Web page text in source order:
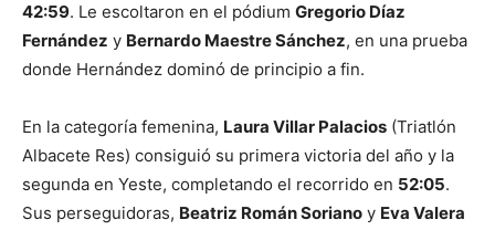
42:59. Le escoltaron en el pódium Gregorio Díaz
Fernández y Bernardo Maestre Sánchez, en una prueba
donde Hernández dominó de principio a fin.
En la categoría femenina, Laura Villar Palacios (Triatlón
Albacete Res) consiguió su primera victoria del año y la
segunda en Yeste, completando el recorrido en 52:05.
Sus perseguidoras, Beatriz Román Soriano y Eva Valera